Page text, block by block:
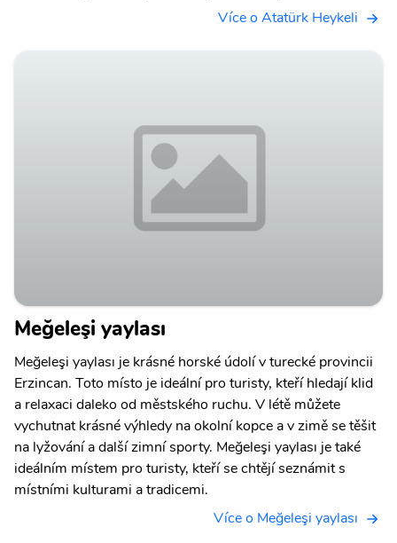
Více o Atatürk Heykeli
Meğeleşi yaylası
Meğeleşi yaylası je krásné horské údolí v turecké provincii
Erzincan. Toto místo je ideální pro turisty, kteří hledají klid
a relaxaci daleko od městského ruchu. V létě můžete
vychutnat krásné výhledy na okolní kopce a v zimě se těšit
na lyžování a další zimní sporty. Meğeleşi yaylası je také
ideálním místem pro turisty, kteří se chtějí seznámit s
místními kulturami a tradicemi.
Více o Meğeleşi yaylası